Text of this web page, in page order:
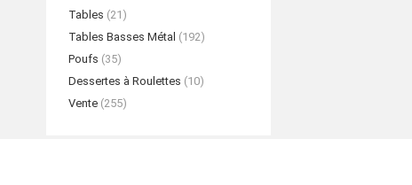
Tables (21)
Tables Basses Métal (192)
Poufs (35)
Dessertes à Roulettes (10)
Vente (255)